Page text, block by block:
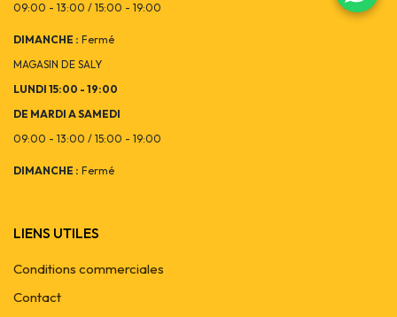
09:00 - 13:00 / 15:00 - 19:00
DIMANCHE : Fermé
MAGASIN DE SALY
LUNDI 15:00 - 19:00
DE MARDI A SAMEDI
09:00 - 13:00 / 15:00 - 19:00
DIMANCHE : Fermé
LIENS UTILES
Conditions commerciales
Contact